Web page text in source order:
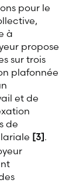
pour le
à
propose
sur trois
plafonnée
et de
de
[3].